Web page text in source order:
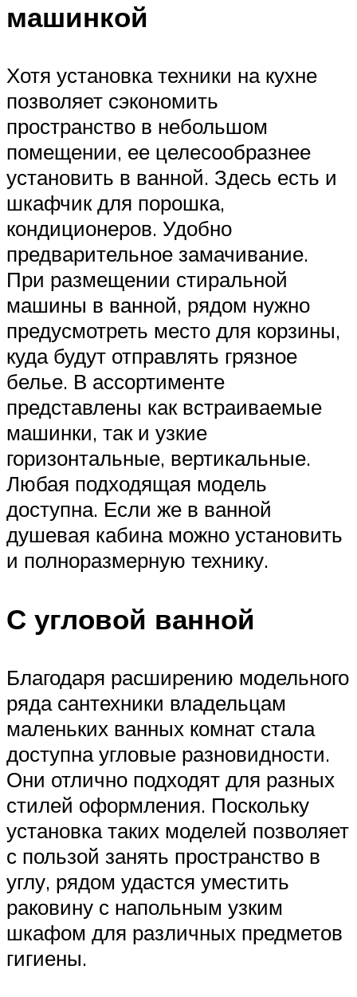
машинкой
Хотя установка техники на кухне
позволяет сэкономить
пространство в небольшом
помещении, ее целесообразнее
установить в ванной. Здесь есть и
шкафчик для порошка,
кондиционеров. Удобно
предварительное замачивание.
При размещении стиральной
машины в ванной, рядом нужно
предусмотреть место для корзины,
куда будут отправлять грязное
белье. В ассортименте
представлены как встраиваемые
машинки, так и узкие
горизонтальные, вертикальные.
Любая подходящая модель
доступна. Если же в ванной
душевая кабина можно установить
и полноразмерную технику.
С угловой ванной
Благодаря расширению модельного
ряда сантехники владельцам
маленьких ванных комнат стала
доступна угловые разновидности.
Они отлично подходят для разных
стилей оформления. Поскольку
установка таких моделей позволяет
с пользой занять пространство в
углу, рядом удастся уместить
раковину с напольным узким
шкафом для различных предметов
гигиены.